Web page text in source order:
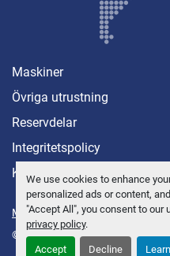
We use cookies to enhance
personalized ads or content,
"Accept All", you consent to our
privacy policy.
Accept Decline
Maskiner
Övriga utrustning
Reservdelar
Integritetspolicy
Kontakt
Manage Cookies
© Copyright Anders Brolin AB